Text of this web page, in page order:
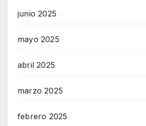
junio 2025
mayo 2025
abril 2025
marzo 2025
febrero 2025